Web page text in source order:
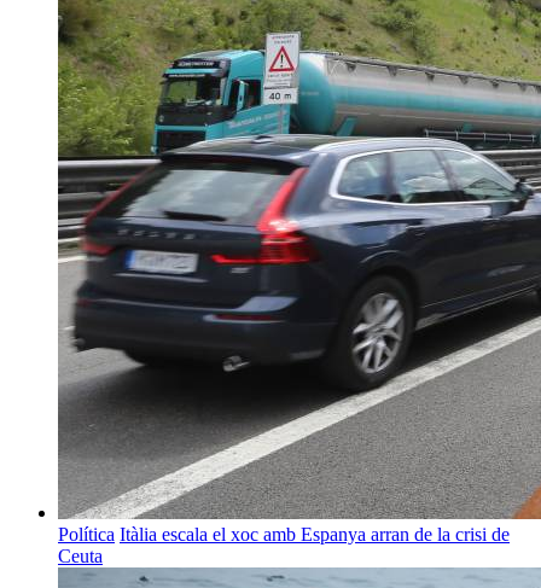
Política Itàlia escala el xoc amb Espanya arran de la crisi de
Ceuta